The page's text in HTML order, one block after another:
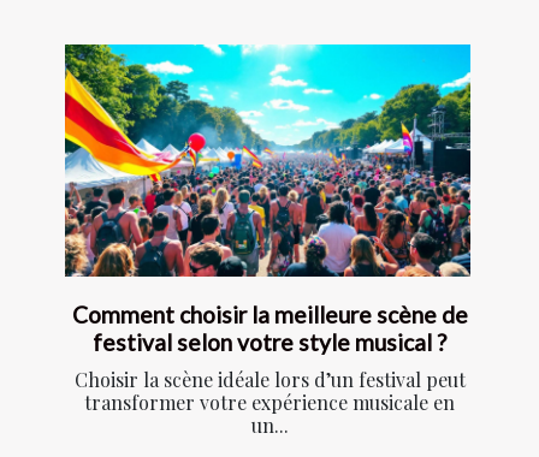
Comment choisir la meilleure scène de
festival selon votre style musical ?
Choisir la scène idéale lors d’un festival peut
transformer votre expérience musicale en
un...